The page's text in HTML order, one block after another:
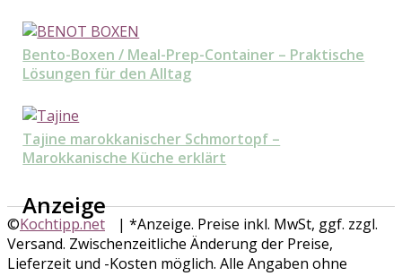
Bento-Boxen / Meal-Prep-Container – Praktische
Lösungen für den Alltag
Tajine marokkanischer Schmortopf –
Marokkanische Küche erklärt
Anzeige
©Kochtipp.net
| *Anzeige. Preise inkl. MwSt, ggf. zzgl.
Versand. Zwischenzeitliche Änderung der Preise,
Lieferzeit und -Kosten möglich. Alle Angaben ohne